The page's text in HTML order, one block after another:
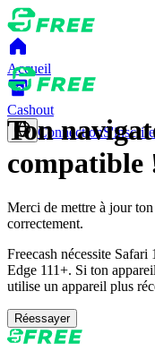
Accueil
Cashout
ConnectionS'inscrire
Ton
compatible
Merci de mettre à jour
correctement.
Freecash nécessite
Edge 111+. Si ton
utilise un appareil plus
Réessayer